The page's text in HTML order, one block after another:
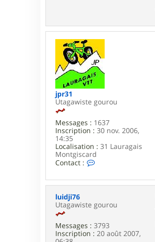
a
n
o
u
2
jpr31
Utagawiste gourou
Messages : 1637
Inscription : 30 nov. 2006,
14:35
Localisation : 31 Lauragais
Montgiscard
Contact :
t
t
r
j
luidji76
Utagawiste gourou
Messages : 3793
Inscription : 20 août 2007,